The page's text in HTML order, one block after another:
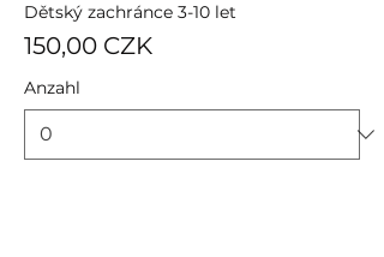
Dětský zachránce 3-10 let
150,00 CZK
Anzahl